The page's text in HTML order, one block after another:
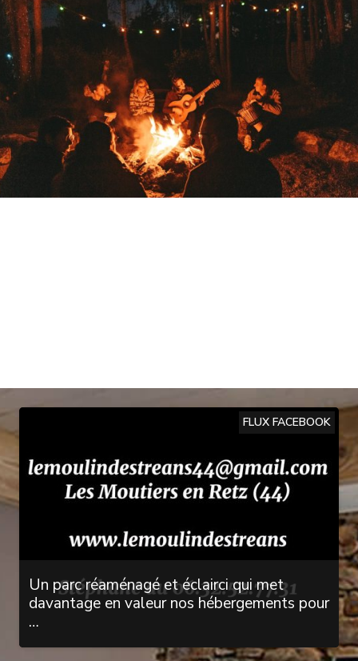
FLUX FACEBOOK
Un parc réaménagé et éclairci qui met
davantage en valeur nos hébergements pour
…